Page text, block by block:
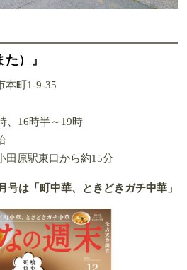
）』
本町1-9-35
、16時半～19時
田原駅東口から約15分
号は「町中華、ときどきガチ中華」